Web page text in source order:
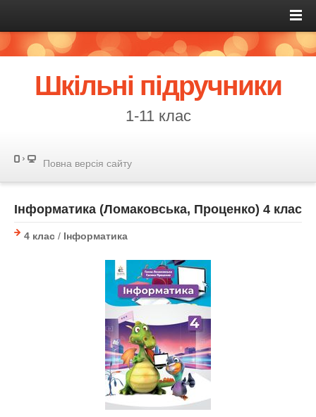
Шкільні підручники
1-11 клас
Повна версія сайту
Інформатика (Ломаковська, Проценко) 4 клас
4 клас / Інформатика